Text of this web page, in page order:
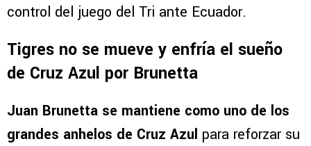
control del juego del Tri ante Ecuador.
Tigres no se mueve y enfría el sueño
de Cruz Azul por Brunetta
Juan Brunetta se mantiene como uno de los
grandes anhelos de Cruz Azul para reforzar su